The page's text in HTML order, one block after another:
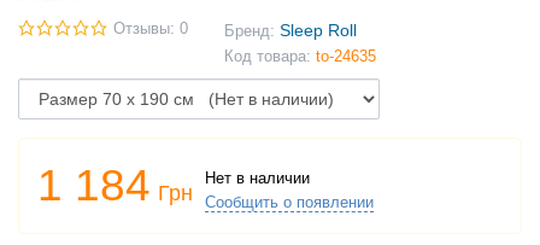
Отзывы: 0 Бренд: Sleep Roll
Код товара: to-24635
1 184 Грн
Нет в наличии
Сообщить о появлении